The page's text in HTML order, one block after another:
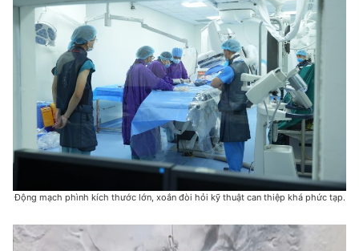
Động mạch phình kích thước lớn, xoắn đòi hỏi kỹ thuật can thiệp khá phức tạp.